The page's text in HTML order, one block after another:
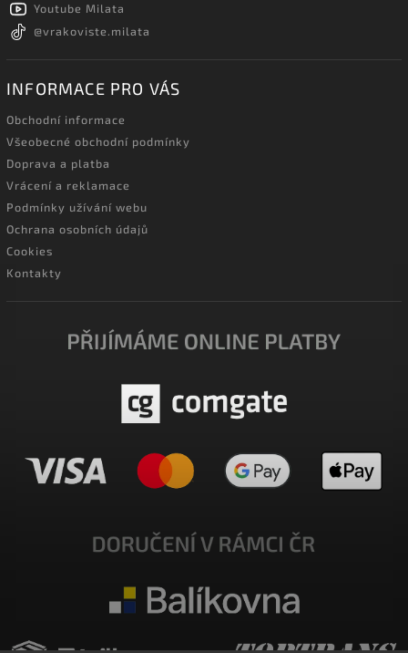
Youtube Milata
@vrakoviste.milata
INFORMACE PRO VÁS
Obchodní informace
Všeobecné obchodní podmínky
Doprava a platba
Vrácení a reklamace
Podmínky užívání webu
Ochrana osobních údajů
Cookies
Kontakty